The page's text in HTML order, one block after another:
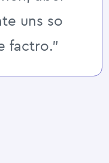
uns so
factro.”